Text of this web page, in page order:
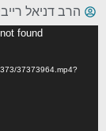
הרב דניאל
found
37373964.mp4?